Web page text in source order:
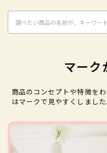
マーク
商品のコンセプトや特徴を
はマークで見やすくしまし